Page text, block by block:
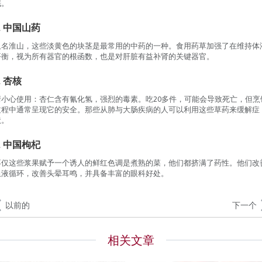
中国山药
名淮山，这些淡黄色的块茎是最常用的中药的一种。食用药草加强了在维持体
，视为所有器官的根函数，也是对肝脏有益补肾的关键器官。
杏核
心使用：杏仁含有氰化氢，强烈的毒素。吃20多件，可能会导致死亡，但烹
中通常呈现它的安全。那些从肺与大肠疾病的人可以利用这些草药来缓解症
中国枸杞
这些浆果赋予一个诱人的鲜红色调是煮熟的菜，他们都挤满了药性。他们改
液循环，改善头晕耳鸣，并具备丰富的眼科好处。
以前的 下一个